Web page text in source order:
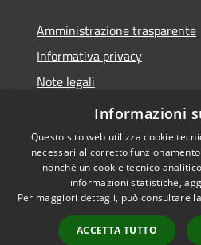
Amministrazione trasparente
Informativa privacy
Note legali
Dichiarazione di accessibilità
Accessibilità
Informazioni
Questo sito web utilizza cookie
necessari al corretto
nonché un cookie tecnico
informazioni statistiche,
Per maggiori dettagli, può consultare
ACCETTA TUTTO